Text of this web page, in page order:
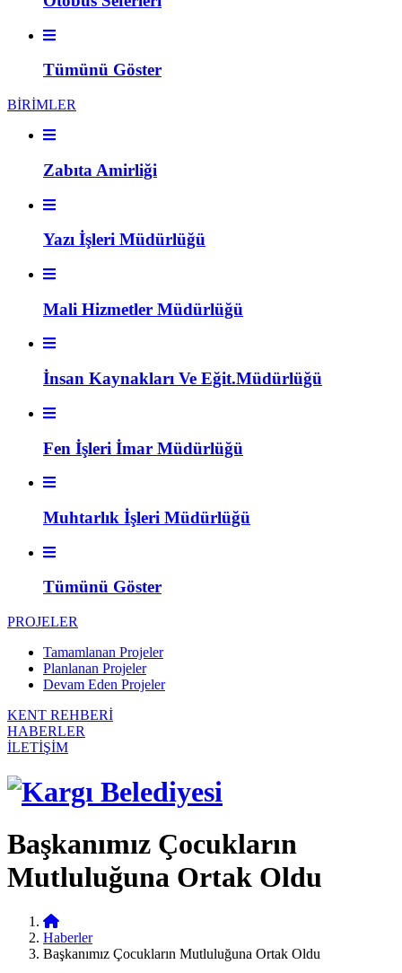
Tümünü Göster
BİRİMLER
Zabıta Amirliği
Yazı İşleri Müdürlüğü
Mali Hizmetler Müdürlüğü
İnsan Kaynakları Ve Eğit.Müdürlüğü
Fen İşleri İmar Müdürlüğü
Muhtarlık İşleri Müdürlüğü
Tümünü Göster
PROJELER
Tamamlanan Projeler
Planlanan Projeler
Devam Eden Projeler
KENT REHBERİ
HABERLER
İLETİŞİM
Başkanımız Çocukların
Mutluluğuna Ortak Oldu
Haberler
Başkanımız Çocukların Mutluluğuna Ortak Oldu